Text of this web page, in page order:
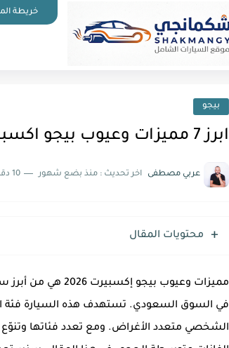
خريطة
بيجو
ابرز 7 مميزات وعيوب بيجو اكسبيرت 2026 اعرفها قبل الشراء
عربي مصطفى اخر تحديث : منذ بضع شهور 10 دقائق للقراءة
محتويات المقال
مميزات وعيوب بيجو
في السوق السعودي. تستهدف هذه السيارة فئة
الشخصي متعدد الأغراض. ومع تعدد فئاتها وتنوّع